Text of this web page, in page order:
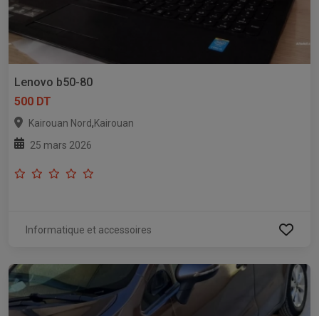
Lenovo b50-80
500 DT
Kairouan Nord,Kairouan
25 mars 2026
Informatique et accessoires